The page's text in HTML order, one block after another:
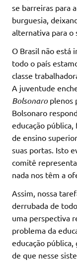
se barreiras para
burguesia,
alternativa para o
O Brasil não está
todo o país
classe
A juventude
Bolsonaroplenos
Bolsonaro
educação
de ensino
suas portas. Isto
comitê
nada nos têm a
Assim, nossa
derrubada de
uma perspectiva
problema da
educação
de que nesse